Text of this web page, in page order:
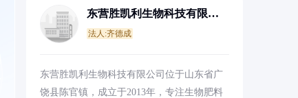
东营胜凯利生物科技有限公
法人:齐德成
东营胜凯利生物科技有限公司位于山东省广
饶县陈官镇，成立于2013年，专注生物肥料